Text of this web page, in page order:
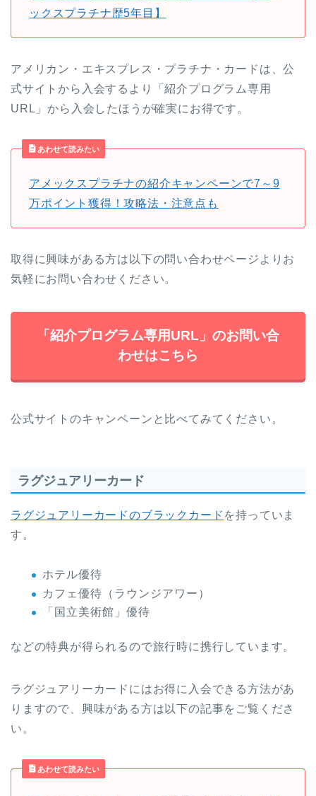
ックスプラチナ歴5年目】
アメリカン・エキスプレス・プラチナ・カードは、公
式サイトから入会するより「紹介プログラム専用
URL」から入会したほうが確実にお得です。
あわせて読みたい
アメックスプラチナの紹介キャンペーンで7～9
万ポイント獲得！攻略法・注意点も
取得に興味がある方は以下の問い合わせページよりお
気軽にお問い合わせください。
「紹介プログラム専用URL」のお問い合
わせはこちら
公式サイトのキャンペーンと比べてみてください。
ラグジュアリーカード
ラグジュアリーカードのブラックカード を持っていま
す。
ホテル優待
カフェ優待（ラウンジアワー）
「国立美術館」優待
などの特典が得られるので旅行時に携行しています。
ラグジュアリーカードにはお得に入会できる方法があ
りますので、興味がある方は以下の記事をご覧くださ
い。
あわせて読みたい